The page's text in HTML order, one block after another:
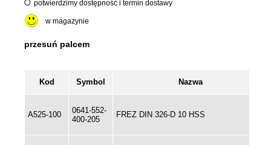
potwierdzimy dostępność i termin dostawy
w magazynie
Kod Symbol Nazwa
A525-100
0641-552-
400-205
FREZ DIN 326-D 10 HSS